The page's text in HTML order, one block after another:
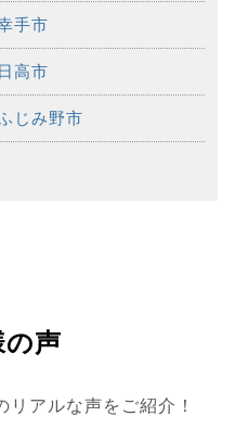
手市
日高市
じみ野市
の声
リアルな声をご紹介！